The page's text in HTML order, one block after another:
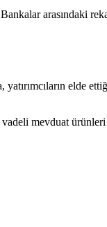
arasındaki
elde
mevduat ürünleri